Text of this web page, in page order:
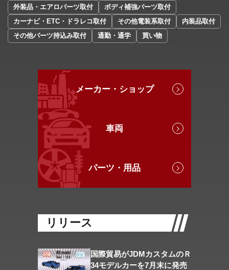
外装品・エアロパーツ取付
ボディ補強パーツ取付
カーナビ・ETC・ドラレコ取付
その他電装系取付
内装品取付
その他パーツ持込み取付
通勤・通学 買い物
メーカー・ショップ
車両
パーツ・用品
リリース
国際貿易がJDMカスタムのＲ
34モデルカーを7月末に発売